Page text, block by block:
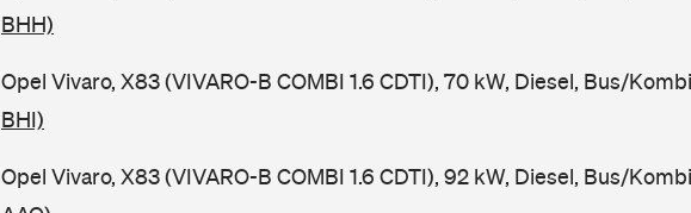
BHH)
Opel Vivaro, X83 (VIVARO-B COMBI 1.6 CDTI), 70 kW, Diesel, Bus/
BHI)
Opel Vivaro, X83 (VIVARO-B COMBI 1.6 CDTI), 92 kW, Diesel, Bus/